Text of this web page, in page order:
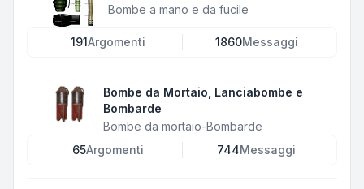
Bombe a mano e da fucile
191Argomenti 1860Messaggi
Bombe da Mortaio, Lanciabombe e
Bombarde
Bombe da mortaio-Bombarde
65Argomenti 744Messaggi